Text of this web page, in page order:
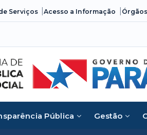
Serviços Acesso a Informação
Pública Gestão